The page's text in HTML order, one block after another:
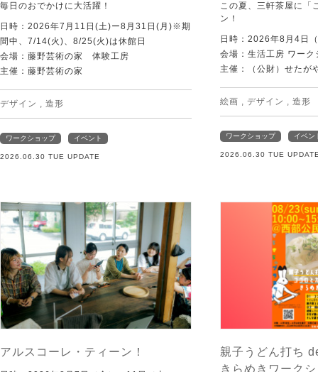
毎日のおでかけに大活躍！
日時：2026年7月11日(土)ー8月31日(月)※期
間中、7/14(火)、8/25(火)は休館日
会場：藤野芸術の家 体験工房
主催：藤野芸術の家
デザイン , 造形
ワークショップ イベント
2026.06.30 TUE UPDATE
この夏、三軒茶屋に「
ン！
日時：2026年8月4日
会場：生活工房 ワー
主催：（公財）せたが
絵画 , デザイン , 造形
ワークショップ イベン
2026.06.30 TUE
アルスコーレ・ティーン！
親子うどん打ち
きらめきワーク